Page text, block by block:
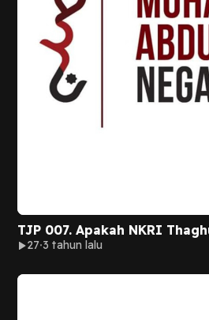
TJP 007. Apakah NKRI
27 3 tahun lalu